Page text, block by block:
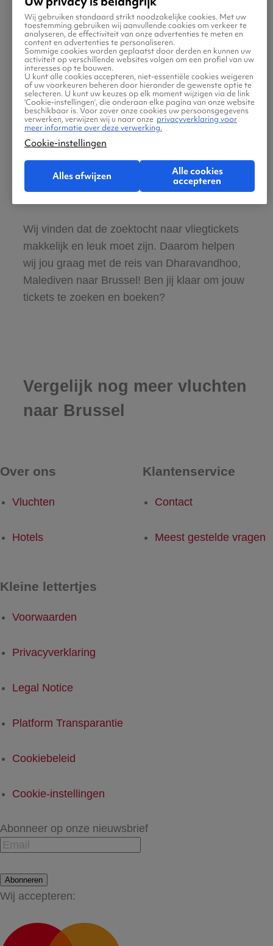
Nederlandstalige site en klantenservice:
365 dagen per jaar bereikbaar
Zeker van veilig boeken en betalen
Boek ook direct een hotel of huurauto voor
in Brussel
Gratis tips, reisadvies en speciale
aanbiedingen voor vliegtickets
Dharavandhoo, Malediven naar Brussel
Wij vinden dat de zoektocht naar vliegtickets
makkelijk en leuk moet zijn. Daarom helpen
wij jou graag met de reis van Dharavandhoo,
Malediven naar Brussel! Ben jij klaar om jouw
tickets te zoeken en boeken?
Vergelijk nog meer vluchten
naar Brussel
Over ons
Vluchten
Hotels
Klantenservice
Contact
Meest gestelde vragen
Kleine lettertjes
Voorwaarden
Privacyverklaring
Legal Notice
Platform Transparantie
Cookiebeleid
Cookie-instellingen
Abonneer op onze nieuwsbrief
Abonneren
Wij accepteren:
Wij gebruiken standaard strikt noodzakelijke cookies. Met uw
toestemming gebruiken wij aanvullende cookies om verkeer te
analyseren, de effectiviteit van onze advertenties te meten en
content en advertenties te personaliseren.
Sommige cookies worden geplaatst door derden en kunnen uw
activiteit op verschillende websites volgen om een profiel van uw
interesses op te bouwen.
U kunt alle cookies accepteren, niet-essentiële cookies weigeren
of uw voorkeuren beheren door hieronder de gewenste optie te
selecteren. U kunt uw keuzes op elk moment wijzigen via de link
‘Cookie-instellingen’, die onderaan elke pagina van onze website
beschikbaar is. Voor zover onze cookies uw persoonsgegevens
verwerken, verwijzen wij u naar onze privacyverklaring voor
meer informatie over deze verwerking.
Cookie-instellingen
Alles afwijzen
Alle cookies
accepteren